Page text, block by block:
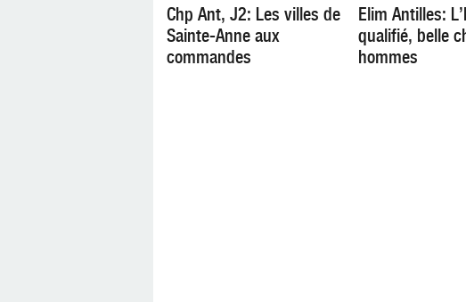
Chp Ant, J2: Les villes de
Sainte-Anne aux
commandes
Elim Antilles:
qualifié, belle
hommes